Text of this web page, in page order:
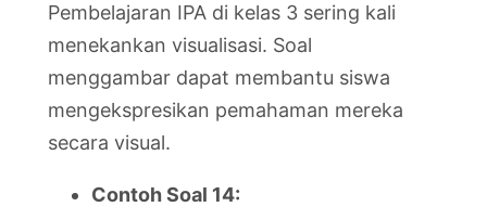
Pembelajaran IPA di kelas 3 sering kali
menekankan visualisasi. Soal
menggambar dapat membantu siswa
mengekspresikan pemahaman mereka
secara visual.
Contoh Soal 14: